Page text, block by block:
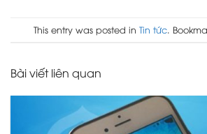
This entry was posted in Tin tức.
Bài viết liên quan